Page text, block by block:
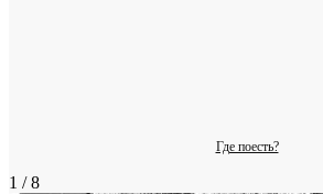
Где поесть?
1 / 8